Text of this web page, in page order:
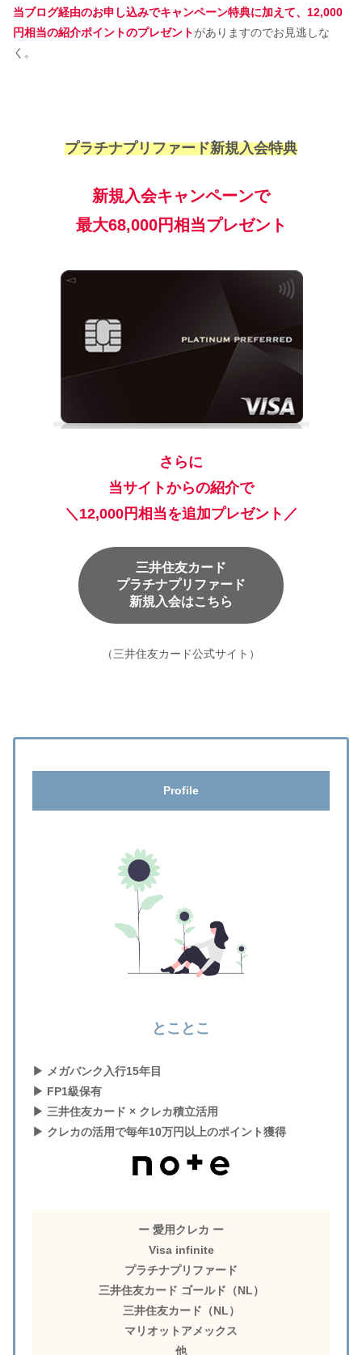
当ブログ経由のお申し込みでキャンペーン特典に加えて、12,000
円相当の紹介ポイントのプレゼントがありますのでお見逃しな
く。
プラチナプリファード新規入会特典
新規入会キャンペーンで
最大68,000円相当プレゼント
さらに
当サイトからの紹介で
＼12,000円相当を追加プレゼント／
三井住友カード
プラチナプリファード
新規入会はこちら
（三井住友カード公式サイト）
Profile
とことこ
▶︎ メガバンク入行15年目
▶︎ FP1級保有
▶︎ 三井住友カード × クレカ積立活用
▶︎ クレカの活用で毎年10万円以上のポイント獲得
ー 愛用クレカ ー
Visa infinite
プラチナプリファード
三井住友カード ゴールド（NL）
三井住友カード（NL）
マリオットアメックス
他